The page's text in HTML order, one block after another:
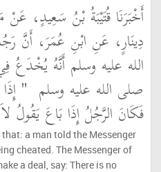
أَخْبَرَنَا قُتَيْبَةُ بْنُ سَعِيدٍ،
دِينَارٍ، عَنِ ابْنِ عُمَرَ، أَنَّ
الله عليه وسلم أَنَّهُ يُخْدَعُ
صلى الله عليه وسلم ‏ "‏
فَكَانَ الرَّجُلُ إِذَا بَاعَ يَقُولُ
a man told the Messenger
cheated. The Messenger of
a deal, say: There is no